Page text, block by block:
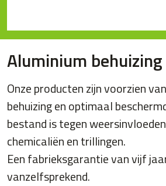
Aluminium behuizing
Onze producten zijn voorzien
behuizing en optimaal
bestand is tegen
chemicaliën en trillingen.
Een fabrieksgarantie van vijf
vanzelfsprekend.